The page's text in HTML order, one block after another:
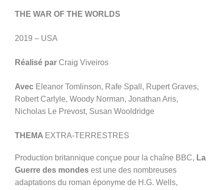
THE WAR OF THE WORLDS
2019 – USA
Réalisé par Craig Viveiros
Avec Eleanor Tomlinson, Rafe Spall, Rupert Graves,
Robert Carlyle, Woody Norman, Jonathan Aris,
Nicholas Le Prevost, Susan Wooldridge
THEMA EXTRA-TERRESTRES
Production britannique conçue pour la chaîne BBC, La
Guerre des mondes est une des nombreuses
adaptations du roman éponyme de H.G. Wells,